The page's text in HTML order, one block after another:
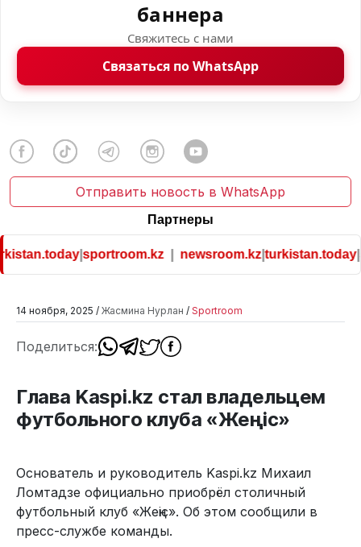
баннера
Свяжитесь с нами
Связаться по WhatsApp
Отправить новость в WhatsApp
Партнеры
|sportroom.kz| newsroom.kz|turkistan.today|
14 ноября, 2025 / Жасмина Нурлан / Sportroom
Поделиться:
Глава Kaspi.kz стал владельцем
футбольного клуба «Жеңіс»
Основатель и руководитель Kaspi.kz Михаил
Ломтадзе официально приобрёл столичный
футбольный клуб «Жеңіс». Об этом сообщили в
пресс-службе команды.